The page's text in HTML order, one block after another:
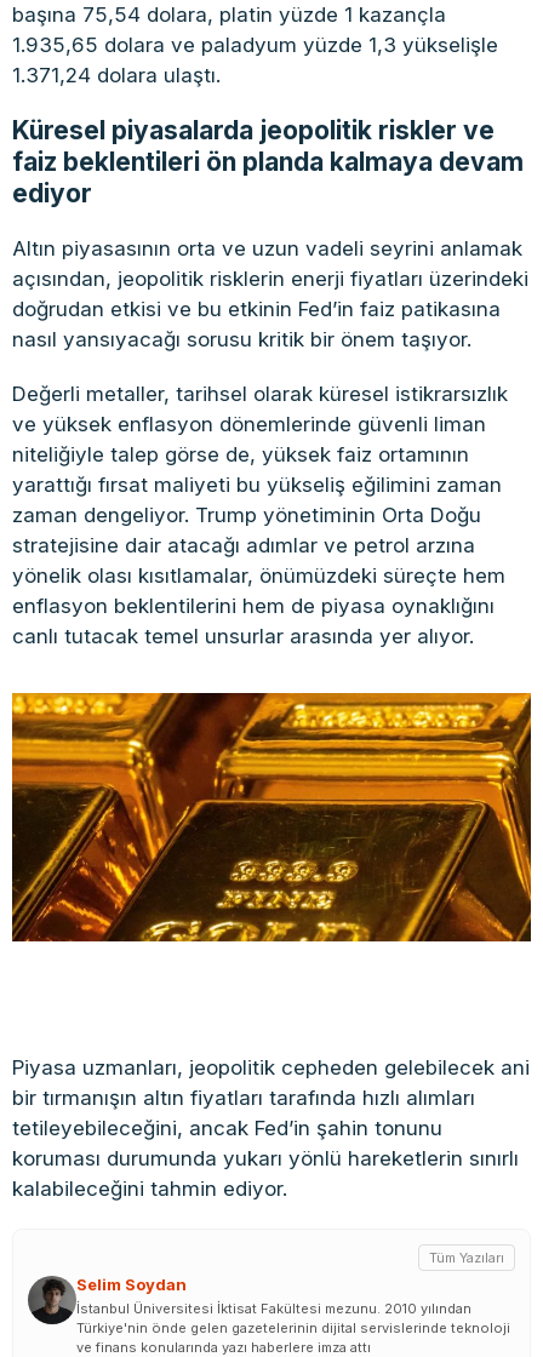
başına 75,54 dolara, platin yüzde 1 kazançla
1.935,65 dolara ve paladyum yüzde 1,3 yükselişle
1.371,24 dolara ulaştı.
Küresel piyasalarda jeopolitik riskler ve
faiz beklentileri ön planda kalmaya devam
ediyor
Altın piyasasının orta ve uzun vadeli seyrini anlamak
açısından, jeopolitik risklerin enerji fiyatları üzerindeki
doğrudan etkisi ve bu etkinin Fed’in faiz patikasına
nasıl yansıyacağı sorusu kritik bir önem taşıyor.
Değerli metaller, tarihsel olarak küresel istikrarsızlık
ve yüksek enflasyon dönemlerinde güvenli liman
niteliğiyle talep görse de, yüksek faiz ortamının
yarattığı fırsat maliyeti bu yükseliş eğilimini zaman
zaman dengeliyor. Trump yönetiminin Orta Doğu
stratejisine dair atacağı adımlar ve petrol arzına
yönelik olası kısıtlamalar, önümüzdeki süreçte hem
enflasyon beklentilerini hem de piyasa oynaklığını
canlı tutacak temel unsurlar arasında yer alıyor.
Piyasa uzmanları, jeopolitik cepheden gelebilecek ani
bir tırmanışın altın fiyatları tarafında hızlı alımları
tetileyebileceğini, ancak Fed’in şahin tonunu
koruması durumunda yukarı yönlü hareketlerin sınırlı
kalabileceğini tahmin ediyor.
Selim Soydan
Tüm Yazıları
İstanbul Üniversitesi İktisat Fakültesi mezunu. 2010 yılından
Türkiye'nin önde gelen gazetelerinin dijital servislerinde teknoloji
ve finans konularında yazı haberlere imza attı